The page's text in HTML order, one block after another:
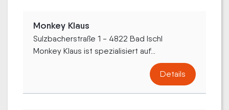
Monkey Klaus
Sulzbacherstraße 1 - 4822 Bad Ischl
Monkey Klaus ist spezialisiert auf...
Details